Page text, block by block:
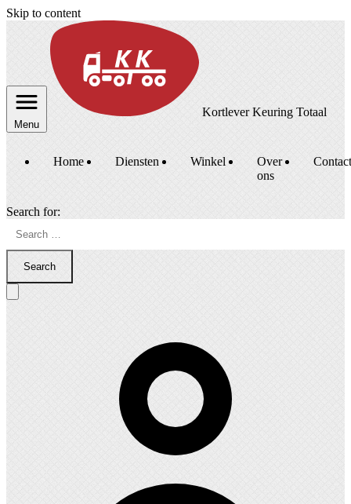
Skip to content
Menu
Kortlever Keuring Totaal
Home Diensten Winkel
Over
ons
Contact
Search for:
Search